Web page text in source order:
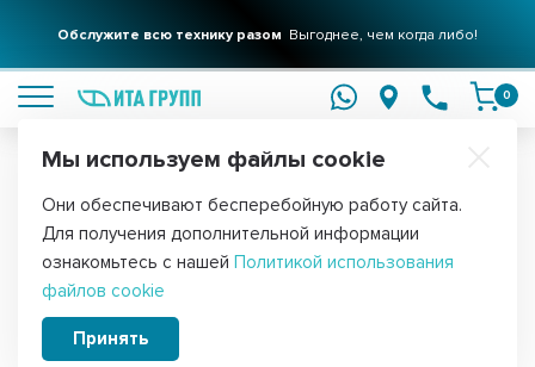
Обслужите всю технику разом Выгоднее, чем когда либо!
0
Главная Запчасти для стиральных машин Сальники для
Набор 6шт Сальник для стиральной
машины Ariston, Indesit
35x62/75x7/10мм, KMS004AR
Мы используем файлы cookie
Они обеспечивают бесперебойную работу сайта.
Для получения дополнительной информации
ознакомьтесь с нашей Политикой использования
файлов cookie
Принять